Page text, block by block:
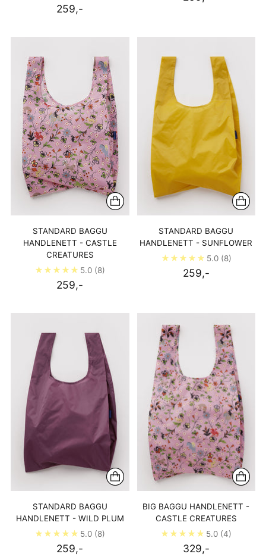
259,-
STANDARD BAGGU
HANDLENETT - CASTLE
CREATURES
5.0 (8)
259,-
STANDARD BAGGU
HANDLENETT - SUNFLOWER
5.0 (8)
259,-
STANDARD BAGGU
HANDLENETT - WILD PLUM
5.0 (8)
259,-
BIG BAGGU HANDLENETT -
CASTLE CREATURES
5.0 (4)
329,-